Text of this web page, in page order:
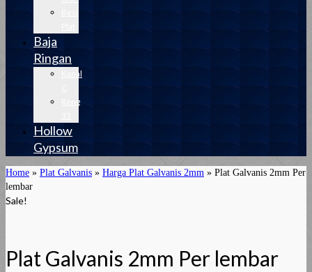
Baja
Ringan
Kanal
Reng
Hollow
Gypsum
Home » Plat Galvanis » Harga Plat Galvanis 2mm » Plat Galvanis 2mm Per
lembar
Sale!
Plat Galvanis 2mm Per lembar